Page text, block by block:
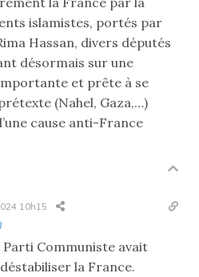
islamistes, portés par
Hassan, divers députés
désormais sur une
et prête à se
(Nahel, Gaza,…)
cause anti-France
10h15
Communiste avait
la France.